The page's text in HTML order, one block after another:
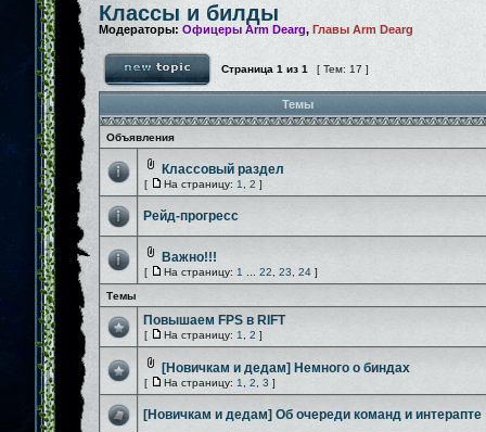
Классы и билды
Модераторы: Офицеры Arm Dearg, Главы Arm Dearg
Страница 1 из 1 [ Тем: 17 ]
Темы
Объявления
Классовый раздел
[ На страницу: 1 2 ]
Рейд-прогресс
Важно!!!
[ На страницу: 1 22 23 24 ]
Темы
Повышаем FPS в RIFT
[ На страницу: 1 2 ]
[Новичкам и дедам] Немного о биндах
[ На страницу: 1 2 3 ]
[Новичкам и дедам] Об очереди команд и интерапте